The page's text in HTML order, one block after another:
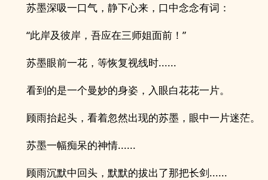
苏墨深吸一口气，静下心来，口中念念有词：
“此岸及彼岸，吾应在三师姐面前！”
苏墨眼前一花，等恢复视线时......
看到的是一个曼妙的身姿，入眼白花花一片。
顾雨抬起头，看着忽然出现的苏墨，眼中一片迷茫。
苏墨一幅痴呆的神情......
顾雨沉默中回头，默默的拔出了那把长剑......